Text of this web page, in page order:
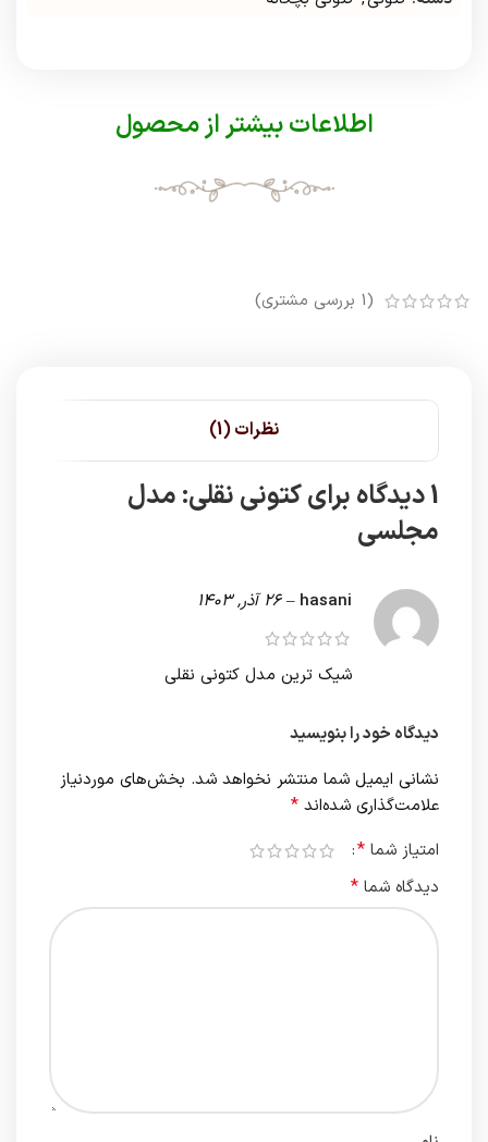
اطلاعات بیشتر از محصول
(
1 بررسی مشتری)
نظرات (1)
1 دیدگاه برای
کتونی نقلی: مدل
مجلسی
hasani
– 26 آذر, 1403
شیک ترین مدل کتونی نقلی
دیدگاه خود را بنویسید
نشانی ایمیل شما منتشر نخواهد شد. بخش‌های موردنیاز
علامت‌گذاری شده‌اند *
امتیاز شما *
دیدگاه شما *